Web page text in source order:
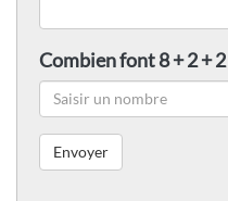
Combien font 8 + 2 + 2